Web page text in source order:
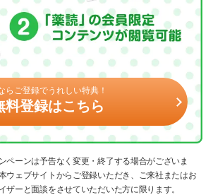
らご登録でうれしい特典！
料登録はこちら
ペーンは予告なく変更・終了する場合がございま
ウェブサイトからご登録いただき、ご来社またはお
ザーと面談をさせていただいた方に限ります。